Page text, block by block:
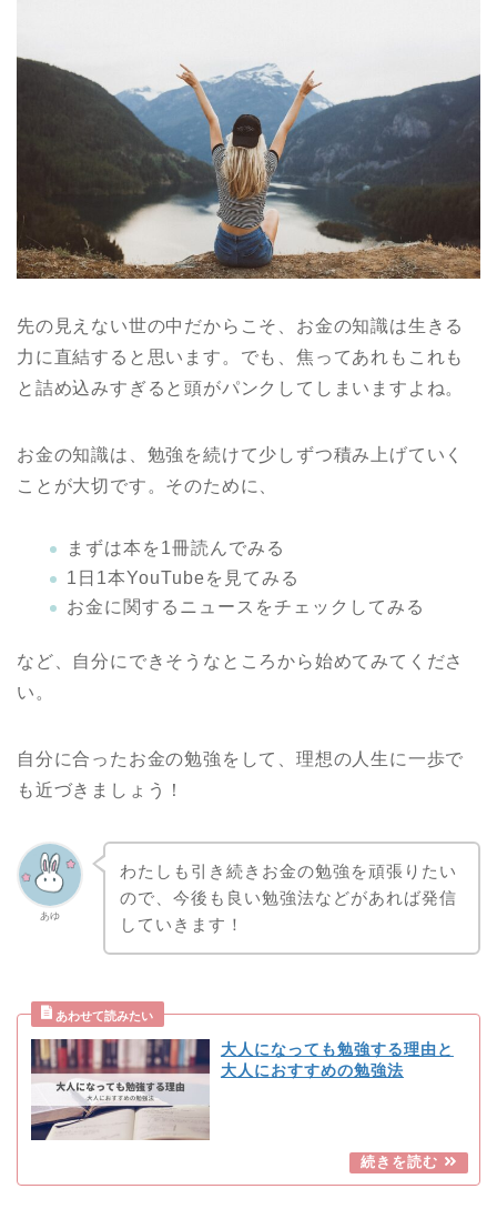
先の見えない世の中だからこそ、お金の知識は生きる
力に直結すると思います。でも、焦ってあれもこれも
と詰め込みすぎると頭がパンクしてしまいますよね。
お金の知識は、勉強を続けて少しずつ積み上げていく
ことが大切です。そのために、
まずは本を1冊読んでみる
1日1本YouTubeを見てみる
お金に関するニュースをチェックしてみる
など、自分にできそうなところから始めてみてくださ
い。
自分に合ったお金の勉強をして、理想の人生に一歩で
も近づきましょう！
あゆ
わたしも引き続きお金の勉強を頑張りたい
ので、今後も良い勉強法などがあれば発信
していきます！
大人になっても勉強する理由と
大人におすすめの勉強法